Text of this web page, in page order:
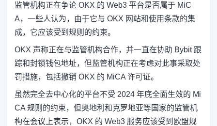
监管机构正在争论 OKX 的 Web3 平台是否属于 MiC
A，一些人认为，由于它与 OKX 网站和使用条款的集
成，它应该受到规则的约束。
OKX 声称正在与监管机构合作，并一直在协助 Bybit 跟
踪和封锁钱包地址，但监管机构正在考虑对此事采取处
罚措施，包括撤销 OKX 的 MiCA 许可证。
虽然完全去中心化的平台不受 2024 年底全面生效的 Mi
CA 规则的约束，但奥地利和克罗地亚等国家的监管机
构在会议上表示，OKX 的 Web3 服务应该受到欧盟规